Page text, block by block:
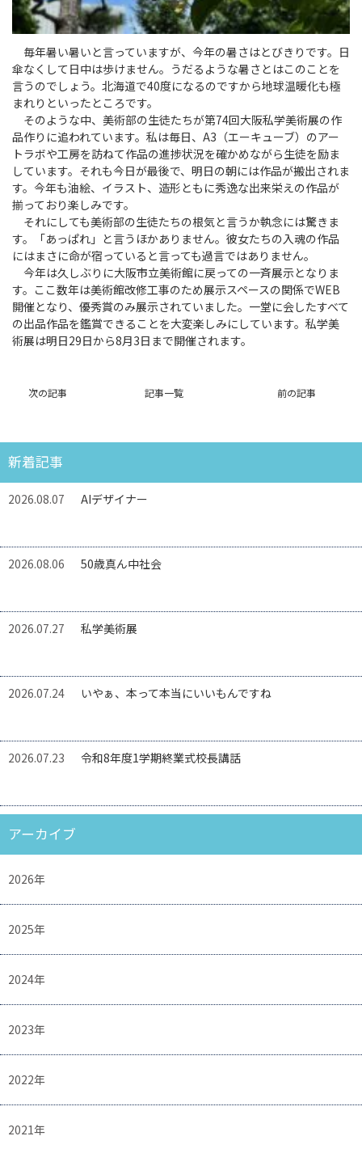
毎年暑い暑いと言っていますが、今年の暑さはとびきりです。日
傘なくして日中は歩けません。うだるような暑さとはこのことを
言うのでしょう。北海道で40度になるのですから地球温暖化も極
まれりといったところです。
そのような中、美術部の生徒たちが第74回大阪私学美術展の作
品作りに追われています。私は毎日、A3（エーキューブ）のアー
トラボや工房を訪ねて作品の進捗状況を確かめながら生徒を励ま
しています。それも今日が最後で、明日の朝には作品が搬出されま
す。今年も油絵、イラスト、造形ともに秀逸な出来栄えの作品が
揃っており楽しみです。
それにしても美術部の生徒たちの根気と言うか執念には驚きま
す。「あっぱれ」と言うほかありません。彼女たちの入魂の作品
にはまさに命が宿っていると言っても過言ではありません。
今年は久しぶりに大阪市立美術館に戻っての一斉展示となりま
す。ここ数年は美術館改修工事のため展示スペースの関係でWEB
開催となり、優秀賞のみ展示されていました。一堂に会したすべて
の出品作品を鑑賞できることを大変楽しみにしています。私学美
術展は明日29日から8月3日まで開催されます。
次の記事 記事一覧 前の記事
新着記事
2026.08.07 AIデザイナー
2026.08.06 50歳真ん中社会
2026.07.27 私学美術展
2026.07.24 いやぁ、本って本当にいいもんですね
2026.07.23 令和8年度1学期終業式校長講話
アーカイブ
2026年
2025年
2024年
2023年
2022年
2021年